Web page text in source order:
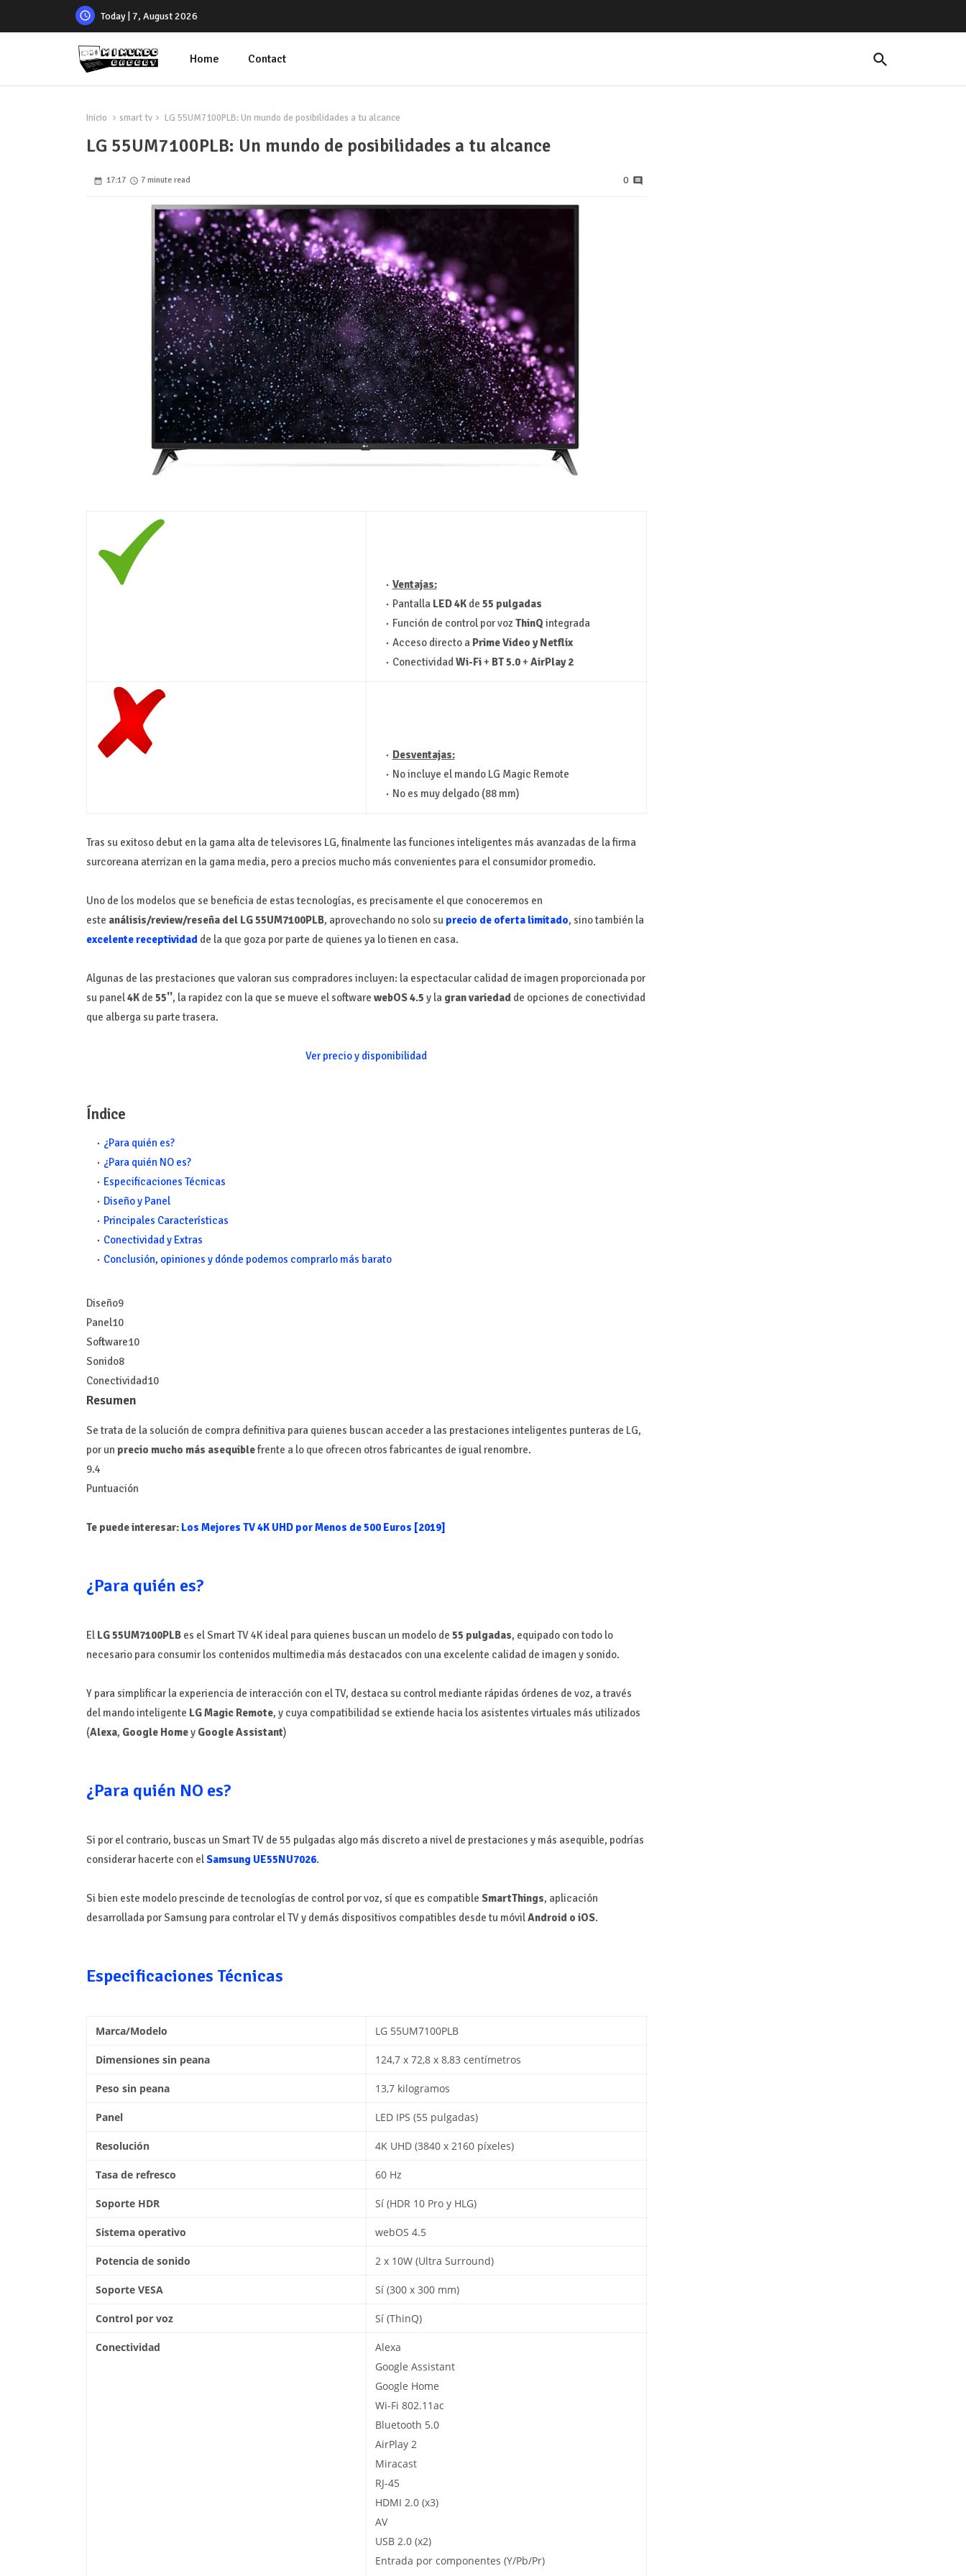
Today | 7, August 2026
Home Contact
Inicio smart tv LG 55UM7100PLB: Un mundo de posibilidades a tu alcance
LG 55UM7100PLB: Un mundo de posibilidades a tu alcance
17:17 7 minute read 0
Ventajas:
Pantalla LED 4Kde 55 pulgadas
Función de control por voz ThinQ integrada
Acceso directo a Prime Video y Netflix
ConectividadWi-Fi+ BT 5.0+ AirPlay 2
Desventajas:
No incluye el mando LG Magic Remote
No es muy delgado (88 mm)
Tras su exitoso debut en la gama alta de televisores LG, finalmente las funciones inteligentes más avanzadas de la firma
surcoreana aterrizan en la gama media, pero a precios mucho más convenientes para el consumidor promedio.
Uno de los modelos que se beneficia de estas tecnologías, es precisamente el que conoceremos en
este análisis/review/reseña del LG 55UM7100PLB, aprovechando no solo su precio de oferta limitado, sino también la
excelente receptividadde la que goza por parte de quienes ya lo tienen en casa.
Algunas de las prestaciones que valoran sus compradores incluyen: la espectacular calidad de imagen proporcionada por
su panel4K de 55'', la rapidez con la que se mueve el software webOS 4.5 y la gran variedadde opciones de conectividad
que alberga su parte trasera.
Ver precio y disponibilidad
Índice
¿Para quién es?
¿Para quién NO es?
Especificaciones Técnicas
Diseño y Panel
Principales Características
Conectividad y Extras
Conclusión, opiniones y dónde podemos comprarlo más barato
Diseño9
Panel10
Software10
Sonido8
Conectividad10
Resumen
Se trata de la solución de compra definitiva para quienes buscan acceder a las prestaciones inteligentes punteras de LG,
por un precio mucho más asequiblefrente a lo que ofrecen otros fabricantes de igual renombre.
9.4
Puntuación
Te puede interesar: Los Mejores TV 4K UHD por Menos de 500 Euros [2019]
¿Para quién es?
El LG 55UM7100PLBes el Smart TV 4K ideal para quienes buscan un modelo de 55 pulgadas, equipado con todo lo
necesario para consumir los contenidos multimedia más destacados con una excelente calidad de imagen y sonido.
Y para simplificar la experiencia de interacción con el TV, destaca su control mediante rápidas órdenes de voz, a través
del mando inteligente LG Magic Remote, y cuya compatibilidad se extiende hacia los asistentes virtuales más utilizados
(Alexa, Google Homey Google Assistant)
¿Para quién NO es?
Si por el contrario, buscas un Smart TV de 55 pulgadas algo más discreto a nivel de prestaciones y más asequible, podrías
considerar hacerte con elSamsung UE55NU7026.
Si bien este modelo prescinde de tecnologías de control por voz, sí que es compatible SmartThings, aplicación
desarrollada por Samsung para controlar el TV y demás dispositivos compatibles desde tu móvilAndroid o iOS.
Especificaciones Técnicas
Marca/Modelo LG 55UM7100PLB
Dimensiones sin peana 124,7 x 72,8 x 8,83 centímetros
Peso sin peana 13,7 kilogramos
Panel LED IPS (55 pulgadas)
Resolución 4K UHD (3840 x 2160 píxeles)
Tasa de refresco 60 Hz
Soporte HDR Sí (HDR 10 Pro y HLG)
Sistema operativo webOS 4.5
Potencia de sonido 2 x 10W (Ultra Surround)
Soporte VESA Sí (300 x 300 mm)
Control por voz Sí (ThinQ)
Conectividad
Alexa
Google Assistant
Google Home
Wi-Fi 802.11ac
Bluetooth 5.0
AirPlay 2
Miracast
RJ-45
HDMI 2.0 (x3)
AV
USB 2.0 (x2)
Entrada por componentes (Y/Pb/Pr)